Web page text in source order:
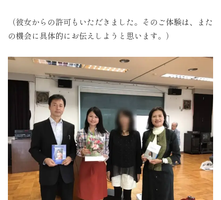
（彼女からの許可もいただきました。そのご体験は、また
の機会に具体的にお伝えしようと思います。）